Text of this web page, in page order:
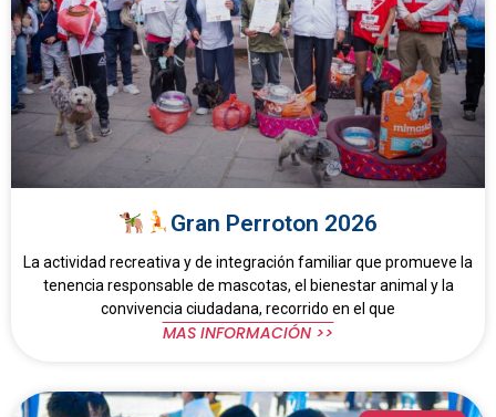
Gran Perroton 2026
La actividad recreativa y de integración familiar que promueve la
tenencia responsable de mascotas, el bienestar animal y la
convivencia ciudadana, recorrido en el que
MAS INFORMACIÓN >>